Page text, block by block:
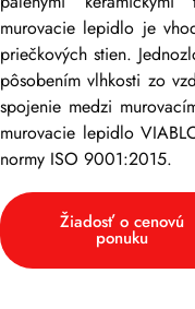
murovacie lepidlo je
priečkových stien.
pôsobením vlhkosti zo
spojenie medzi
murovacie lepidlo
normy ISO 9001:2015.
Žiadosť o cenovú
ponuku